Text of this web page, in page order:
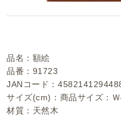
品名：額絵
品番：91723
JANコード：
サイズ(cm)：商品サイズ：
材質：天然木